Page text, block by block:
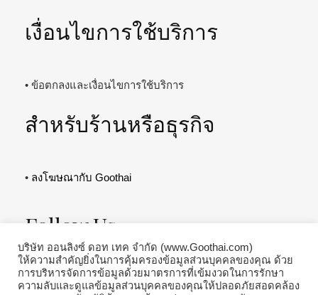
เงื่อนไขการใช้บริการ
• ข้อตกลงและเงื่อนไขการใช้บริการ
สำหรับร้านหรือธุรกิจ
• ลงโฆษณากับ Goothai
Follow Us
บริษัท ออนลิงซ์ ดอท เทค จำกัด (www.Goothai.com)
ให้ความสำคัญยิ่งในการคุ้มครองข้อมูลส่วนบุคคลของคุณ ด้วย
การบริหารจัดการข้อมูลด้วยมาตรการที่เข้มงวดในการรักษา
ความลับและดูแลข้อมูลส่วนบุคคลของคุณให้ปลอดภัยสอดคล้อง